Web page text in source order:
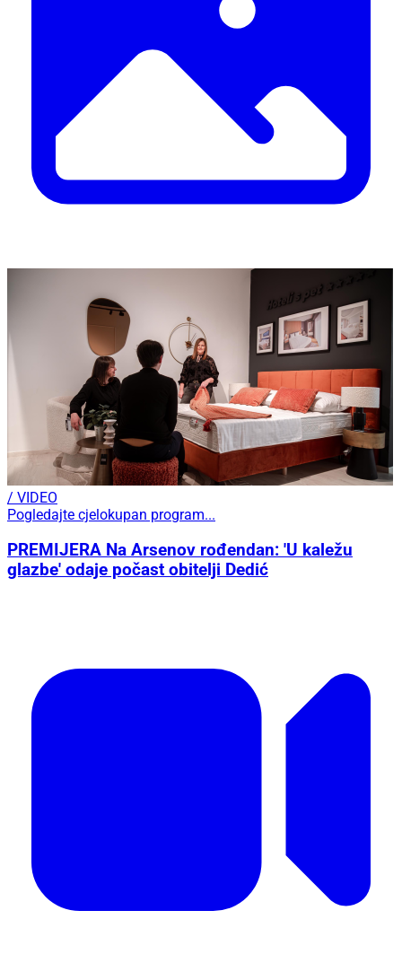
/ VIDEO
Pogledajte cjelokupan program...
PREMIJERA Na Arsenov rođendan: 'U kaležu
glazbe' odaje počast obitelji Dedić